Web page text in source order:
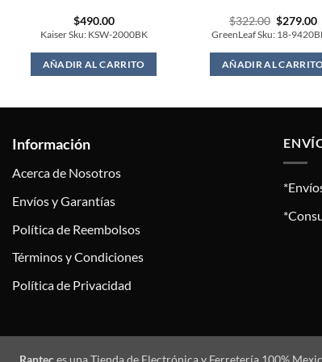
$490.00
Kaiser Sku: KSW-2000BK
AÑADIR AL CARRITO
$322.00 Original
price
was:
$322.00.
$279.00
GreenLeaf Sku: 18-
AÑADIR AL
Información
Acerca de Nosotros
Envíos y Garantías
Política de Reembolsos
Términos y Condiciones
Política de Privacidad